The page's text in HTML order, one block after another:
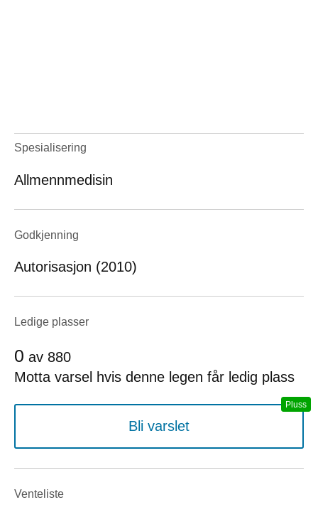
Spesialisering
Allmennmedisin
Godkjenning
Autorisasjon (2010)
Ledige plasser
0 av 880
Motta varsel hvis denne legen får ledig plass
Bli varslet
Venteliste